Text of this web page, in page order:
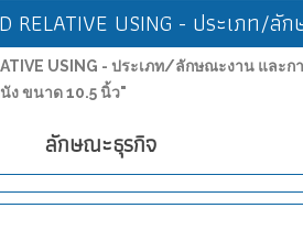
RELATIVE USING - ประเภท/
USING - ประเภท/ลักษณะงาน แล
ง ขนาด 10.5 นิ้ว"
ลักษณะธุรกิจ